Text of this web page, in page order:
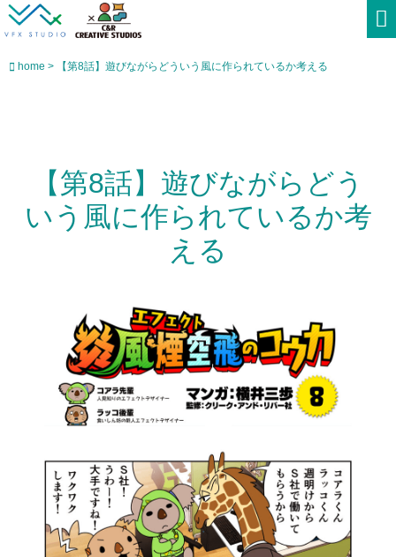
home > 【第8話】遊びながらどういう風に作られているか考える
【第8話】遊びながらどう
いう風に作られているか考
える